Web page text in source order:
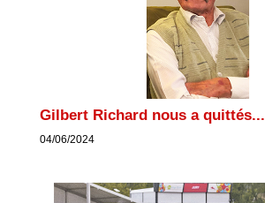
Gilbert Richard nous a quittés...
04/06/2024